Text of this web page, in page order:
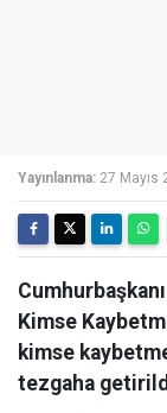
Yayınlanma: 27 Mayıs
Kimse
kimse
tezgaha